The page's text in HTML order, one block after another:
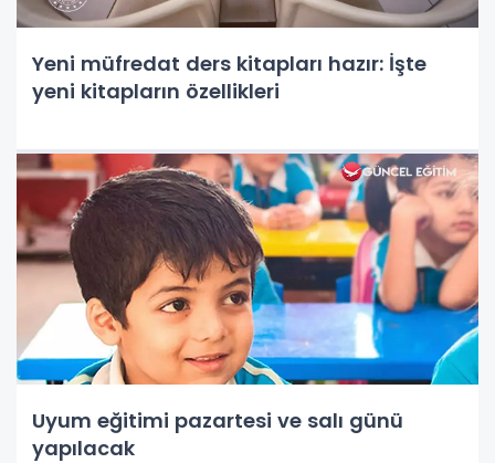
Yeni müfredat ders kitapları hazır: İşte
yeni kitapların özellikleri
Uyum eğitimi pazartesi ve salı günü
yapılacak